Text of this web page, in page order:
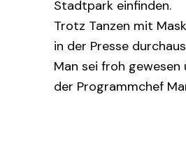
Stadtpark einfinden.
Trotz Tanzen mit
in der Presse
Man sei froh
der Programmchef